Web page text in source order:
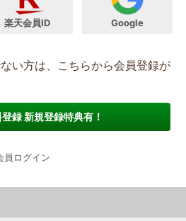
楽天会員ID Google
い方は、こちらから会員登録が
録 新規登録特典有！
員ログイン